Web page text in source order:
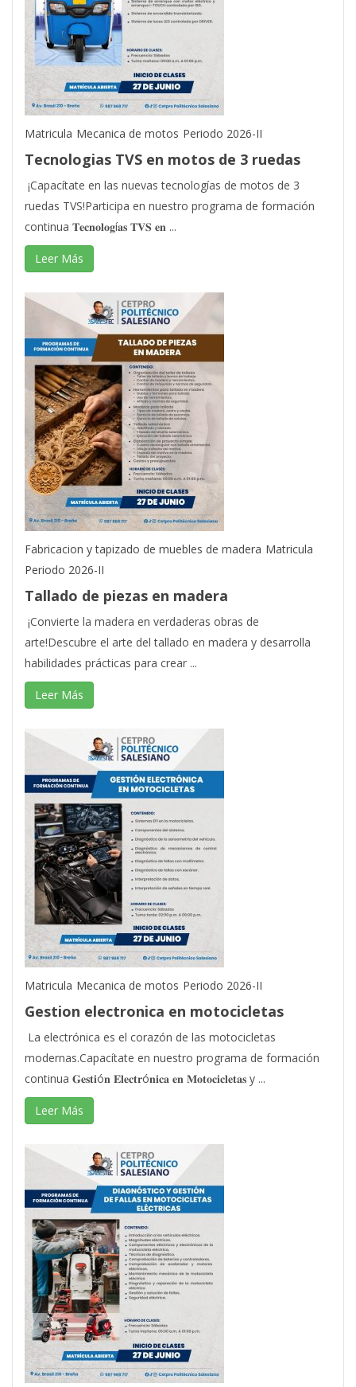
Matricula Mecanica de motos Periodo 2026-II
Tecnologias TVS en motos de 3 ruedas
¡Capacítate en las nuevas tecnologías de motos de 3
ruedas TVS!Participa en nuestro programa de formación
continua 𝐓𝐞𝐜𝐧𝐨𝐥𝐨𝐠í𝐚𝐬 𝐓𝐕𝐒 𝐞𝐧 ...
Leer Más
Fabricacion y tapizado de muebles de madera Matricula
Periodo 2026-II
Tallado de piezas en madera
¡Convierte la madera en verdaderas obras de
arte!Descubre el arte del tallado en madera y desarrolla
habilidades prácticas para crear ...
Leer Más
Matricula Mecanica de motos Periodo 2026-II
Gestion electronica en motocicletas
La electrónica es el corazón de las motocicletas
modernas.Capacítate en nuestro programa de formación
continua 𝐆𝐞𝐬𝐭𝐢ó𝐧 𝐄𝐥𝐞𝐜𝐭𝐫ó𝐧𝐢𝐜𝐚 𝐞𝐧 𝐌𝐨𝐭𝐨𝐜𝐢𝐜𝐥𝐞𝐭𝐚𝐬 y ...
Leer Más